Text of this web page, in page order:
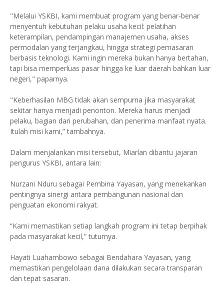
"Melalui YSKBI, kami membuat program yang benar-benar
menyentuh kebutuhan pelaku usaha kecil: pelatihan
keterampilan, pendampingan manajemen usaha, akses
permodalan yang terjangkau, hingga strategi pemasaran
berbasis teknologi. Kami ingin mereka bukan hanya bertahan,
tapi bisa memperluas pasar hingga ke luar daerah bahkan luar
negeri," paparnya.
"Keberhasilan MBG tidak akan sempurna jika masyarakat
sekitar hanya menjadi penonton. Mereka harus menjadi
pelaku, bagian dari perubahan, dan penerima manfaat nyata.
Itulah misi kami,” tambahnya.
Dalam menjalankan misi tersebut, Miarlan dibantu jajaran
pengurus YSKBI, antara lain:
Nurzani Nduru sebagai Pembina Yayasan, yang menekankan
pentingnya sinergi antara pembangunan nasional dan
penguatan ekonomi rakyat.
“Kami memastikan setiap langkah program ini tetap berpihak
pada masyarakat kecil,” tuturnya.
Hayati Luahambowo sebagai Bendahara Yayasan, yang
memastikan pengelolaan dana dilakukan secara transparan
dan tepat sasaran.